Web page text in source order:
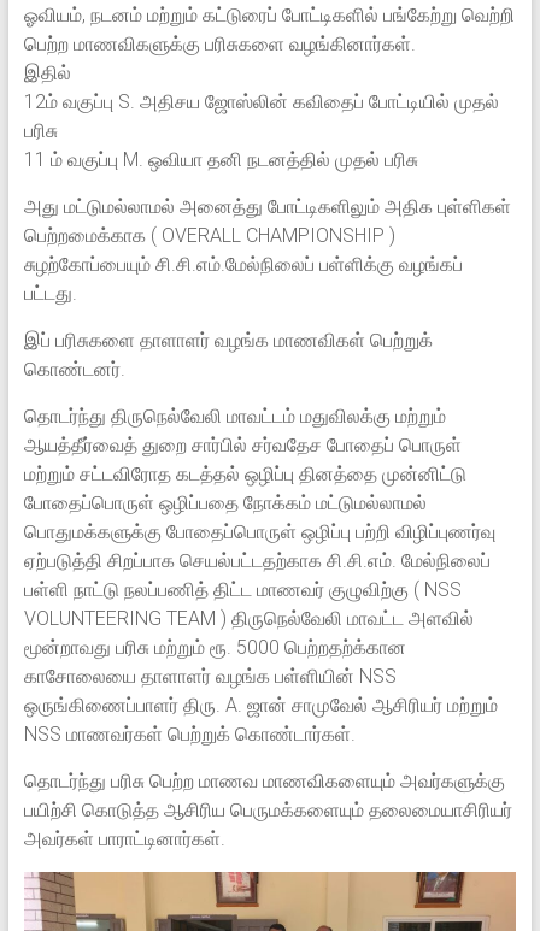
ஓவியம், நடனம் மற்றும் கட்டுரைப் போட்டிகளில் பங்கேற்று வெற்றி
பெற்ற மாணவிகளுக்கு பரிசுகளை வழங்கினார்கள்.
இதில்
12ம் வகுப்பு S. அதிசய ஜோஸ்லின் கவிதைப் போட்டியில் முதல்
பரிசு
11 ம் வகுப்பு M. ஒவியா தனி நடனத்தில் முதல் பரிசு
அது மட்டுமல்லாமல் அனைத்து போட்டிகளிலும் அதிக புள்ளிகள்
பெற்றமைக்காக ( OVERALL CHAMPIONSHIP )
சுழற்கோப்பையும் சி.சி.எம்.மேல்நிலைப் பள்ளிக்கு வழங்கப்
பட்டது.
இப் பரிசுகளை தாளாளர் வழங்க மாணவிகள் பெற்றுக்
கொண்டனர்.
தொடர்ந்து திருநெல்வேலி மாவட்டம் மதுவிலக்கு மற்றும்
ஆயத்தீர்வைத் துறை சார்பில் சர்வதேச போதைப் பொருள்
மற்றும் சட்டவிரோத கடத்தல் ஒழிப்பு தினத்தை முன்னிட்டு
போதைப்பொருள் ஒழிப்பதை நோக்கம் மட்டுமல்லாமல்
பொதுமக்களுக்கு போதைப்பொருள் ஒழிப்பு பற்றி விழிப்புணர்வு
ஏற்படுத்தி சிறப்பாக செயல்பட்டதற்காக சி.சி.எம். மேல்நிலைப்
பள்ளி நாட்டு நலப்பணித் திட்ட மாணவர் குழுவிற்கு ( NSS
VOLUNTEERING TEAM ) திருநெல்வேலி மாவட்ட அளவில்
மூன்றாவது பரிசு மற்றும் ரூ. 5000 பெற்றதற்க்கான
காசோலையை தாளாளர் வழங்க பள்ளியின் NSS
ஒருங்கிணைப்பாளர் திரு. A. ஜான் சாமுவேல் ஆசிரியர் மற்றும்
NSS மாணவர்கள் பெற்றுக் கொண்டார்கள்.
தொடர்ந்து பரிசு பெற்ற மாணவ மாணவிகளையும் அவர்களுக்கு
பயிற்சி கொடுத்த ஆசிரிய பெருமக்களையும் தலைமையாசிரியர்
அவர்கள் பாராட்டினார்கள்.